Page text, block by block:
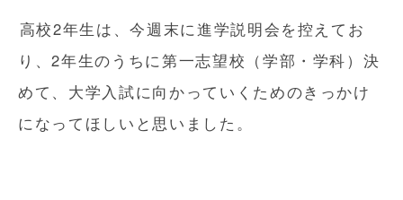
高校2年生は、今週末に進学説明会を控えてお
り、2年生のうちに第一志望校（学部・学科）決
めて、大学入試に向かっていくためのきっかけ
になってほしいと思いました。